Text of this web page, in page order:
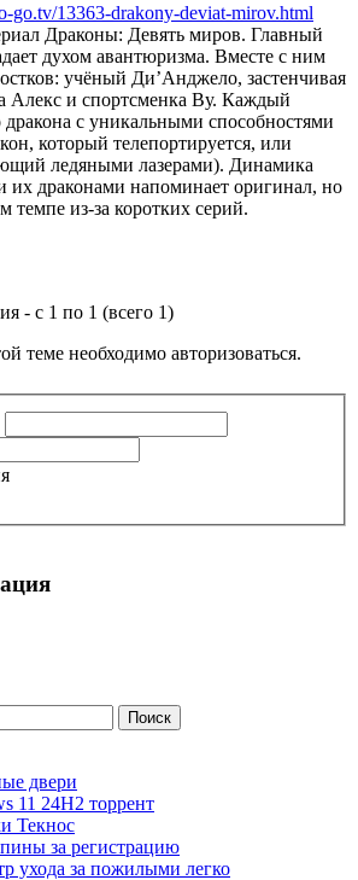
go.tv/13363-drakony-deviat-mirov.html
Драконы: Девять миров. Главный
духом авантюризма. Вместе с ним
учёный Ди’Анджело, застенчивая
Алекс и спортсменка Ву. Каждый
дракона с уникальными способностями
который телепортируется, или
ледяными лазерами). Динамика
их драконами напоминает оригинал, но
темпе из-за коротких серий.
- с 1 по 1 (всего 1)
теме необходимо авторизоваться.
двери
11 24H2 торрент
Текнос
за регистрацию
ухода за пожилыми легко